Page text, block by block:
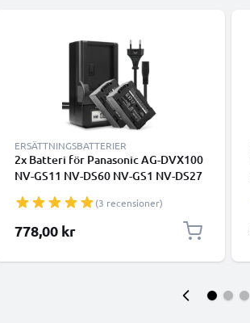
ERSÄTTNINGSBATTERIER
2x Batteri för Panasonic AG-DVX100
NV-GS11 NV-DS60 NV-GS1 NV-DS27
DS15 kamera med hög 2200mAh
kapacitet + laddare för
uppladdningsbara kamerabatterier
(3 recensioner)
778,00 kr